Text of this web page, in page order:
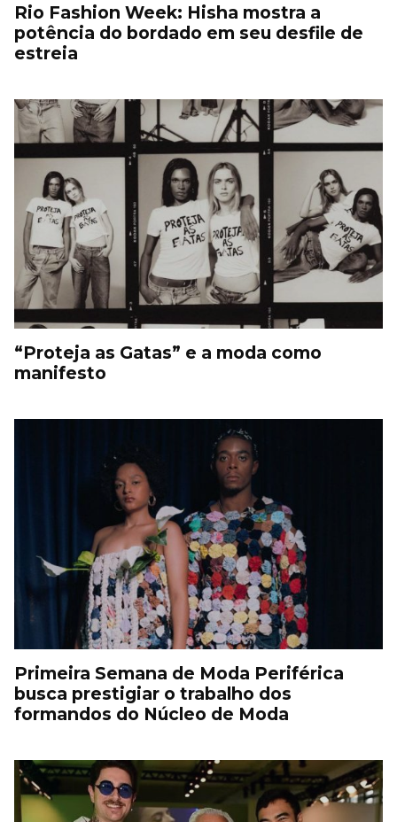
Rio Fashion Week: Hisha mostra a
potência do bordado em seu desfile de
estreia
“Proteja as Gatas” e a moda como
manifesto
Primeira Semana de Moda Periférica
busca prestigiar o trabalho dos
formandos do Núcleo de Moda